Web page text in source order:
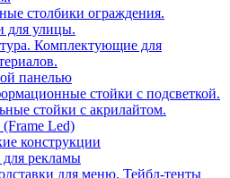
столбики ограждения.
для улицы.
Комплектующие для
панелью
стойки с подсветкой.
стойки с акрилайтом.
Led)
конструкции
рекламы
для меню. Тейбл-тенты